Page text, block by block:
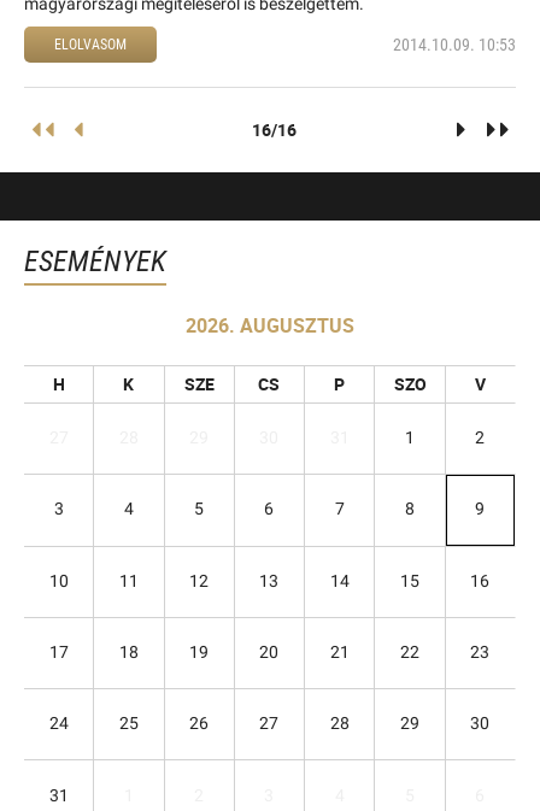
magyarországi megítéléséről is beszélgettem.
ELOLVASOM 2014.10.09. 10:53
16/16
ESEMÉNYEK
2026. AUGUSZTUS
H K SZE CS P SZO V
1 2
3 4 5 6 7 8 9
10 11 12 13 14 15 16
17 18 19 20 21 22 23
24 25 26 27 28 29 30
31